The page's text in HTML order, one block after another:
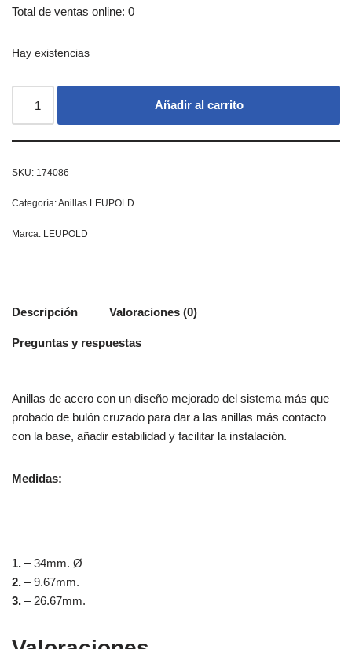
Total de ventas online: 0
Hay existencias
Añadir al carrito
SKU: 174086
Categoría:Anillas LEUPOLD
Marca: LEUPOLD
Descripción Valoraciones (0)
Preguntas y respuestas
Anillas de acero con un diseño mejorado del sistema más que
probado de bulón cruzado para dar a las anillas más contacto
con la base, añadir estabilidad y facilitar la instalación.
Medidas:
1. – 34mm. Ø
2. – 9.67mm.
3. – 26.67mm.